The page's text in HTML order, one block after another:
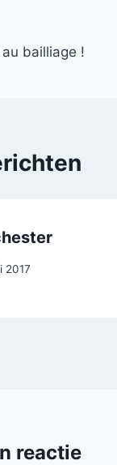
bailliage !
2017
reactie